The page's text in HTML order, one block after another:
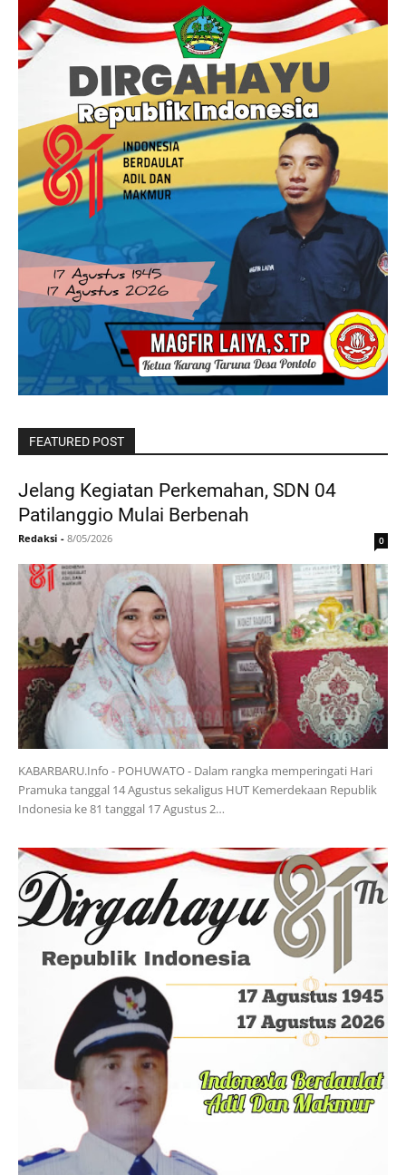
FEATURED POST
Jelang Kegiatan Perkemahan, SDN 04
Patilanggio Mulai Berbenah
Redaksi - 8/05/2026 0
KABARBARU.Info - POHUWATO - Dalam rangka memperingati Hari
Pramuka tanggal 14 Agustus sekaligus HUT Kemerdekaan Republik
Indonesia ke 81 tanggal 17 Agustus 2…